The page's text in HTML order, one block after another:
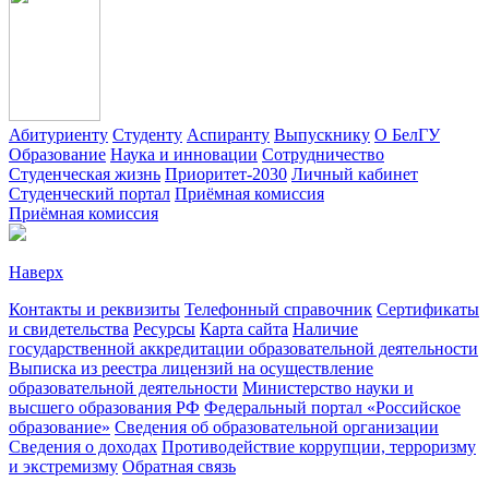
Абитуриенту Студенту Аспиранту Выпускнику О БелГУ
Образование Наука и инновации Сотрудничество
Студенческая жизнь Приоритет-2030 Личный кабинет
Студенческий портал Приёмная комиссия
Приёмная комиссия
Наверх
Контакты и реквизиты Телефонный справочник Сертификаты
и свидетельства Ресурсы Карта сайта Наличие
государственной аккредитации образовательной деятельности
Выписка из реестра лицензий на осуществление
образовательной деятельности Министерствo науки и
высшего образования РФ Федеральный портал «Российское
образование» Сведения об образовательной организации
Сведения о доходах Противодействие коррупции, терроризму
и экстремизму Обратная связь